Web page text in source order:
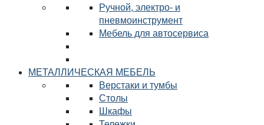
Ручной, электро- и
пневмоинструмент
Мебель для автосервиса
МЕТАЛЛИЧЕСКАЯ МЕБЕЛЬ
Верстаки и тумбы
Столы
Шкафы